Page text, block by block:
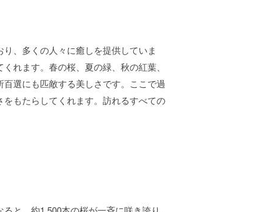
、多くの人々に癒しを提供していま
くれます。春の桜、夏の緑、秋の紅葉、
選にも匹敵する美しさです。ここで過
もたらしてくれます。訪れるすべての